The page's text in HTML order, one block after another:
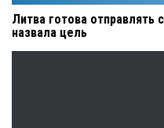
Литва готова отправлять
назвала цель